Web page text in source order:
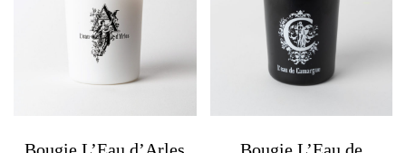
Bougie L’Eau d’Arles
Bougie L’Eau de